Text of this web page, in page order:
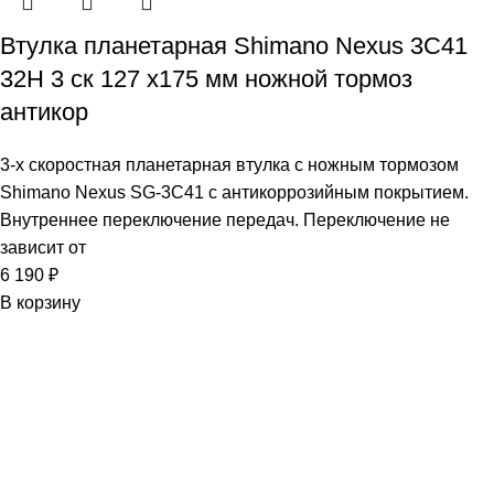
Втулка планетарная Shimano Nexus 3C41
32H 3 ск 127 х175 мм ножной тормоз
антикор
3-х скоростная планетарная втулка с ножным тормозом
Shimano Nexus SG-3C41 с антикоррозийным покрытием.
Внутреннее переключение передач. Переключение не
зависит от
6 190 ₽
В корзину